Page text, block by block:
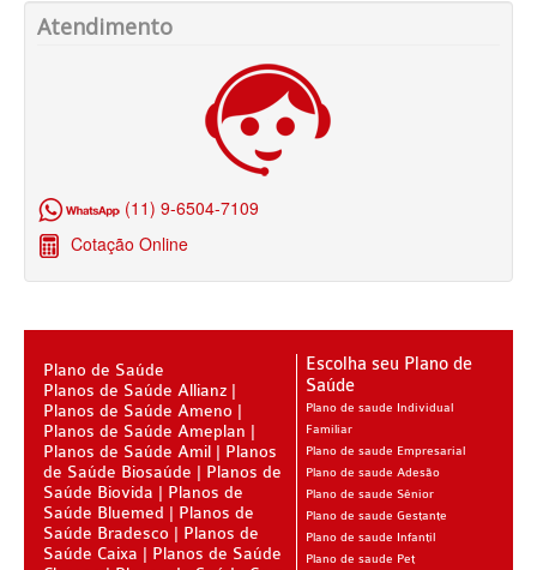
BLUE MED PLANO DE SAÚDE INFANTIL
CLASSES PLANO DE SAÚDE INFANTIL
MEDICAL HEALTH PLANO DE SAÚDE INFANTIL
MED TOUR PLANO DE SAÚDE INFANTIL
PLENA PLANO DE SAÚDE INFANTIL
QSAUDE PLANO DE SAÚDE INFANTIL
SANTA HELENA PLANO DE SAÚDE INFANTIL
Atendimento
(11) 9-6504-7109
Cotação Online
Plano de Saúde
Planos de Saúde Allianz
Planos de Saúde Ameno
Planos de Saúde Ameplan
Planos de Saúde Amil
Planos
de Saúde Biosaúde
Planos de
Saúde Biovida
Planos de
Saúde Bluemed
Planos de
Saúde Bradesco
Planos de
Saúde Caixa
Planos de Saúde
Escolha seu Plano de
Saúde
Plano de saude Individual
Familiar
Plano de saude Empresarial
Plano de saude Adesão
Plano de saude Sênior
Plano de saude Gestante
Plano de saude Infantil
Plano de saude Pet